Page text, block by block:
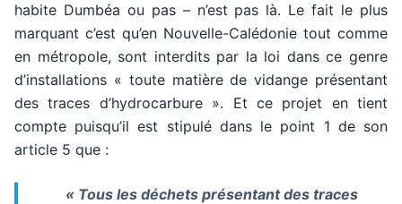
habite Dumbéa ou pas – n’est pas là. Le fait le plus
marquant c’est qu’en Nouvelle-Calédonie tout comme
en métropole, sont interdits par la loi dans ce genre
d’installations « toute matière de vidange présentant
des traces d’hydrocarbure ». Et ce projet en tient
compte puisqu’il est stipulé dans le point 1 de son
article 5 que :
« Tous les déchets présentant des traces